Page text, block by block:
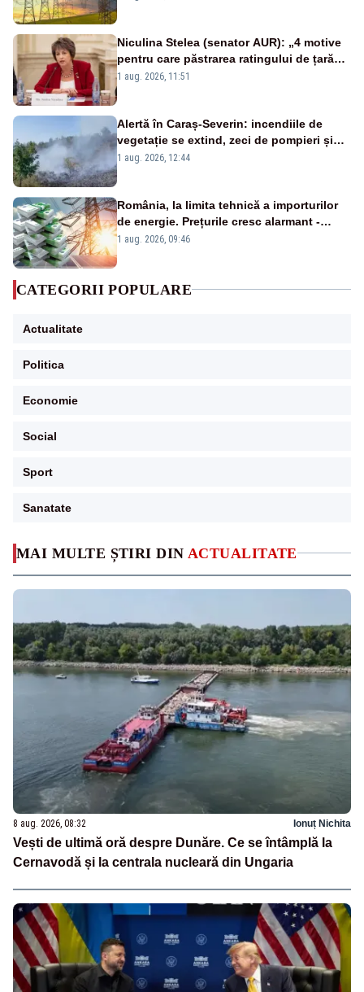
MAI MULTE ȘTIRI DIN ACTUALITATE
8 aug. 2026, 08:32 Ionuț Nichita
Vești de ultimă oră despre Dunăre. Ce se întâmplă la
Cernavodă și la centrala nucleară din Ungaria
Niculina Stelea (senator AUR): „4 motive
pentru care păstrarea ratingului de țară
nu este o reușită pentru Guvernul
1 aug. 2026, 11:51
Alertă în Caraș-Severin: incendiile de
vegetație se extind, zeci de pompieri și
silvicultori se luptă cu flăcările - VIDEO
1 aug. 2026, 12:44
România, la limita tehnică a importurilor
de energie. Prețurile cresc alarmant -
Analiză Realitatea Plus
1 aug. 2026, 09:46
CATEGORII POPULARE
Actualitate
Politica
Economie
Social
Sport
Sanatate